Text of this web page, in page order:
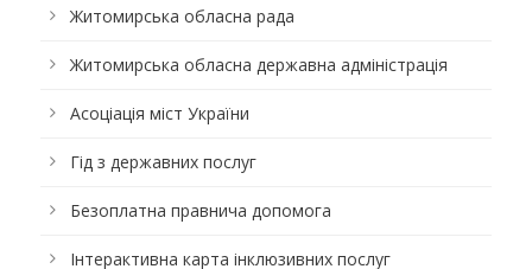
Житомирська обласна рада
Житомирська обласна державна адміністрація
Асоціація міст України
Гід з державних послуг
Безоплатна правнича допомога
Інтерактивна карта інклюзивних послуг